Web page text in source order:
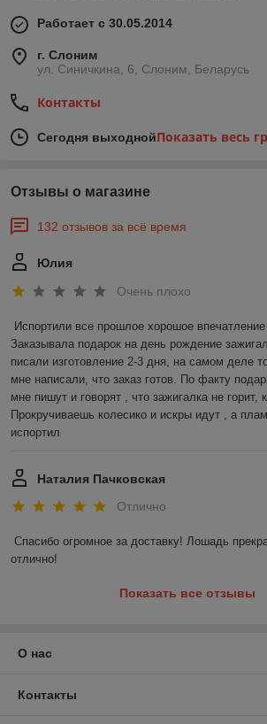
Работает с 30.05.2014
г. Слоним
ул. Синичкина, 6, Слоним, Беларусь
Контакты
Сегодня выходнойПоказать весь
Отзывы о магазине
132 отзывов за всё время
Юлия
Очень плохо
Испортили все прошлое хорошое впечатление
Заказывала подарок на день рождение
писали изготовление 2-3 дня, на самом деле
мне написали, что заказ готов. По факту
мне пишут и говорят , что зажигалка не горит,
Прокручиваешь колесико и искры идут , а
испортил
Наталия Пачковская
Отлично
Спасибо огромное за доставку! Лошадь
отлично!
Показать все отзывы
О нас
Контакты